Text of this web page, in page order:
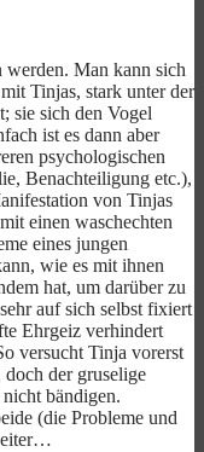
werden. Man kann sich
Tinjas, stark unter der
sie sich den Vogel
ist es dann aber
psychologischen
Benachteiligung etc.),
von Tinjas
einen waschechten
eines jungen
wie es mit ihnen
hat, um darüber zu
auf sich selbst fixiert
Ehrgeiz verhindert
versucht Tinja vorerst
der gruselige
bändigen.
(die Probleme und